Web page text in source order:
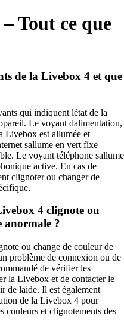
Tout ce que
de la Livebox 4 et que
qui indiquent létat de la
Le voyant dalimentation,
Livebox est allumée et
sallume en vert fixe
Le voyant téléphone sallume
active. En cas de
clignoter ou changer de
4 clignote ou
anormale ?
ou change de couleur de
problème de connexion ou de
de vérifier les
la Livebox et de contacter le
de laide. Il est également
de la Livebox 4 pour
couleurs et clignotements des